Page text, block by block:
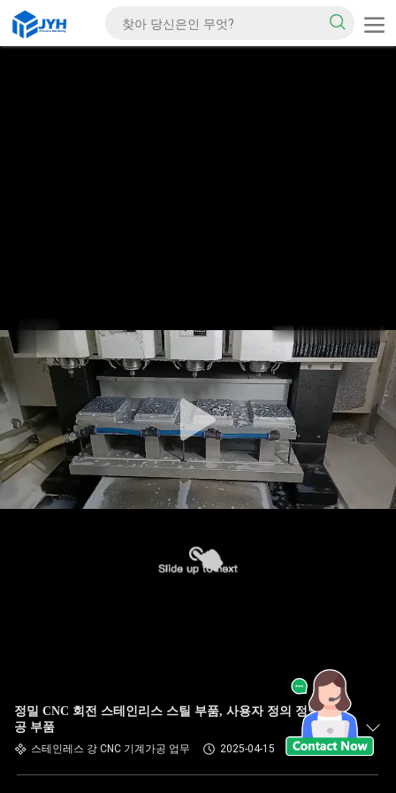
정밀 CNC 회전 스테인리스 스틸 부품, 사용자 정의 정밀 가
공 부품
스테인레스 강 CNC 기계가공 업무 2025-04-15